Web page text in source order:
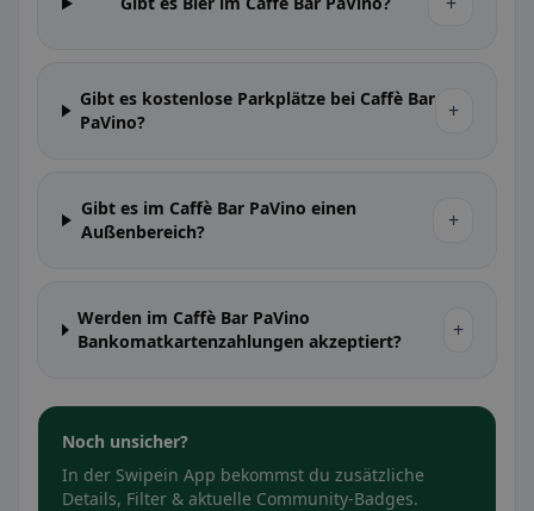
Gibt es kostenlose Parkplätze bei Caffè Bar
PaVino?
+
Gibt es im Caffè Bar PaVino einen
Außenbereich?
+
Werden im Caffè Bar PaVino
Bankomatkartenzahlungen akzeptiert?
+
Noch unsicher?
In der Swipein App bekommst du zusätzliche
Details, Filter & aktuelle Community-Badges.